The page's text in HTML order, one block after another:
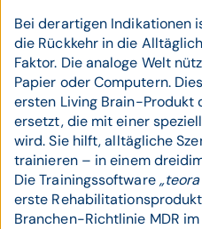
Bei derartigen Indikationen
die Rückkehr in die
Faktor. Die analoge Welt
Papier oder Computern.
ersten Living Brain-Produkt
ersetzt, die mit einer
wird. Sie hilft, alltägliche
trainieren – in einem
Die Trainingssoftware
erste
Branchen-Richtlinie MDR